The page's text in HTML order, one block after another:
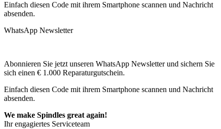
Einfach diesen Code mit ihrem Smartphone scannen und Nachricht
absenden.
WhatsApp Newsletter
Abonnieren Sie jetzt unseren WhatsApp Newsletter und sichern Sie
sich einen € 1.000 Reparaturgutschein.
Einfach diesen Code mit ihrem Smartphone scannen und Nachricht
absenden.
We make Spindles great again!
Ihr engagiertes Serviceteam